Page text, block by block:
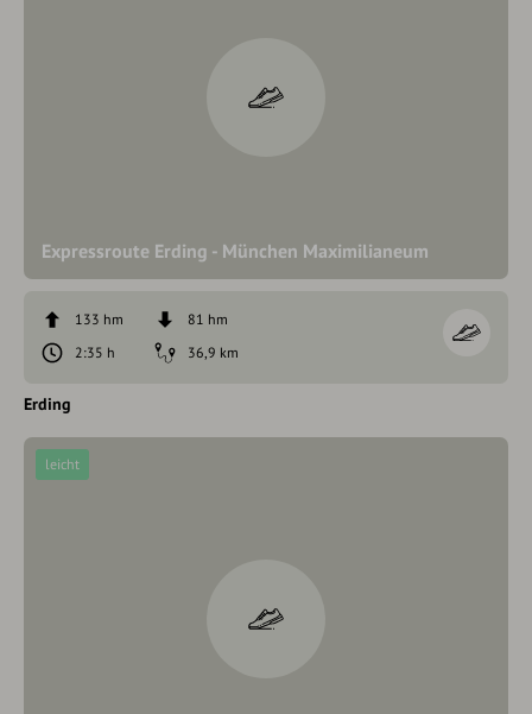
Expressroute Erding - München Maximilianeum
133 hm
81 hm
2:35 h
36,9 km
Erding
leicht